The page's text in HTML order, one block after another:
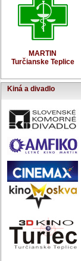
MARTIN
Turčianske Teplice
Kiná a divadlo